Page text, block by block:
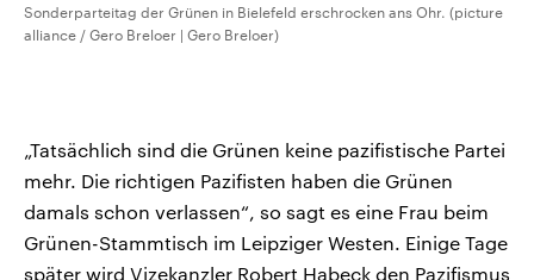
Sonderparteitag der Grünen in Bielefeld erschrocken ans Ohr. (picture
alliance / Gero Breloer | Gero Breloer)
„Tatsächlich sind die Grünen keine pazifistische Partei
mehr. Die richtigen Pazifisten haben die Grünen
damals schon verlassen“, so sagt es eine Frau beim
Grünen-Stammtisch im Leipziger Westen. Einige Tage
später wird Vizekanzler Robert Habeck den Pazifismus